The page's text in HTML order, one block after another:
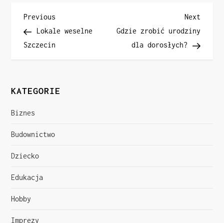
N
a
i
g
a
c
j
a
w
Previous
Post
Previous
Lokale weselne
Szczecin
Next
Post
Next
Gdzie zrobić urodziny
dla dorosłych?
KATEGORIE
Biznes
Budownictwo
Dziecko
Edukacja
Hobby
Imprezy